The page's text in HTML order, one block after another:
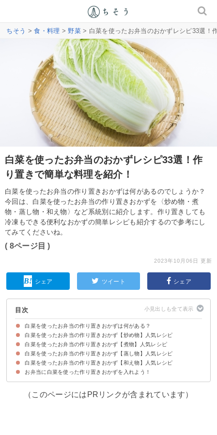
ちそう >食・料理 >野菜> 白菜を使ったお弁当のおかずレシピ33選！
白菜を使ったお弁当のおかずレシピ33選！作
り置きで簡単な料理を紹介！
白菜を使ったお弁当の作り置きおかずは何があるのでしょうか？
今回は、白菜を使ったお弁当の作り置きおかずを〈炒め物・煮
物・蒸し物・和え物〉など系統別に紹介します。作り置きしても
冷凍もできる便利なおかずの簡単レシピも紹介するので参考にし
てみてくださいね。
( 8ページ目 )
2023年10月06日 更新
シェア ツイート シェア
目次
白菜を使ったお弁当の作り置きおかずは何がある？
白菜を使ったお弁当の作り置きおかず【炒め物】人気レシピ
①白菜のバター醤油炒め
②白菜の味噌マヨネーズ炒め
③白菜しりしり
④白菜のペペロンチーノ風炒め
⑤白菜の豚バラ肉巻き
⑥明太子入り卵炒め
⑦白菜のハムチーズサンド
⑧白菜のバターポン酢炒め
⑨白菜の卵炒めケチャップ味
白菜を使ったお弁当の作り置きおかず【煮物】人気レシピ
①白菜のすき焼き煮
②白菜の中華煮
③チーズ入り白菜の肉巻きの黒酢煮込み
④メイン料理におすすめの白菜入り煮込みハンバーグ
⑤麻婆白菜
⑥水溶き片栗粉で仕上げる白菜の卵とじ
⑦白菜と春雨の炒め煮
⑧さつま揚げ入り含め煮
白菜を使ったお弁当の作り置きおかず【蒸し物】人気レシピ
①白菜とウィンナーの塩バター蒸し
②白菜のミルフィーユ蒸し
③タラのレンジ蒸し
④白菜のチーズ蒸し
⑤白菜のオリーブオイル蒸し
白菜を使ったお弁当の作り置きおかず【和え物】人気レシピ
①白菜のフレンチドレッシング和え
②白菜のゆず胡椒風味のごま和え
③白菜のオイスターソース和え
④白菜の塩昆布和え
⑤白菜の梅中華和え
⑥白菜の麺つゆマヨ和え
⑦白菜のピリ辛和え
⑧白菜のナムル
⑨かつお節で水分対策をした味噌マヨ和え
⑩白菜のザーサイ和え
⑪白菜とカニカマのレモン和え
お弁当に白菜を使った作り置きおかずを入れよう！
（このページにはPRリンクが含まれています）